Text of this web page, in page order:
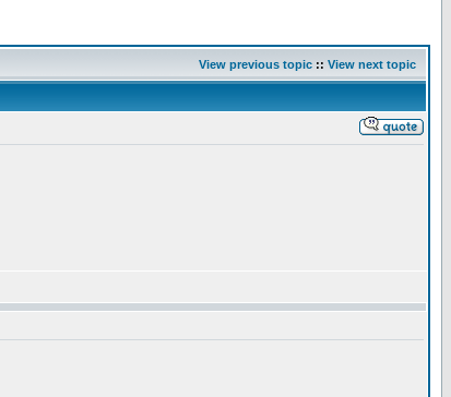
View previous topic :: View next topic